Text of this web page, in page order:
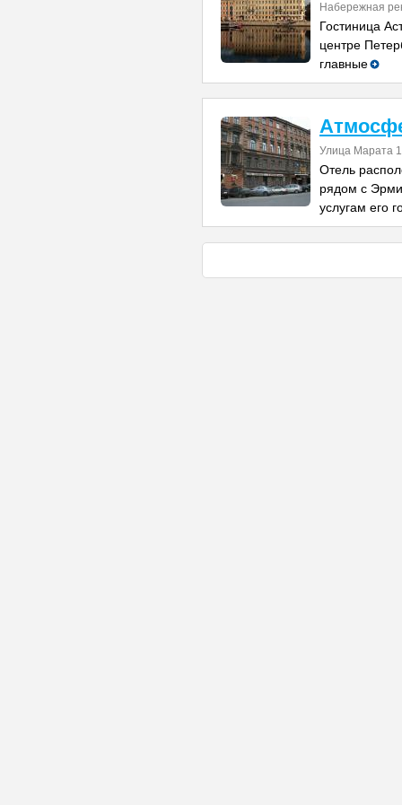
Набережная
Гостиница
центре
главные
Улица Марата
Отель
рядом с
услугам его